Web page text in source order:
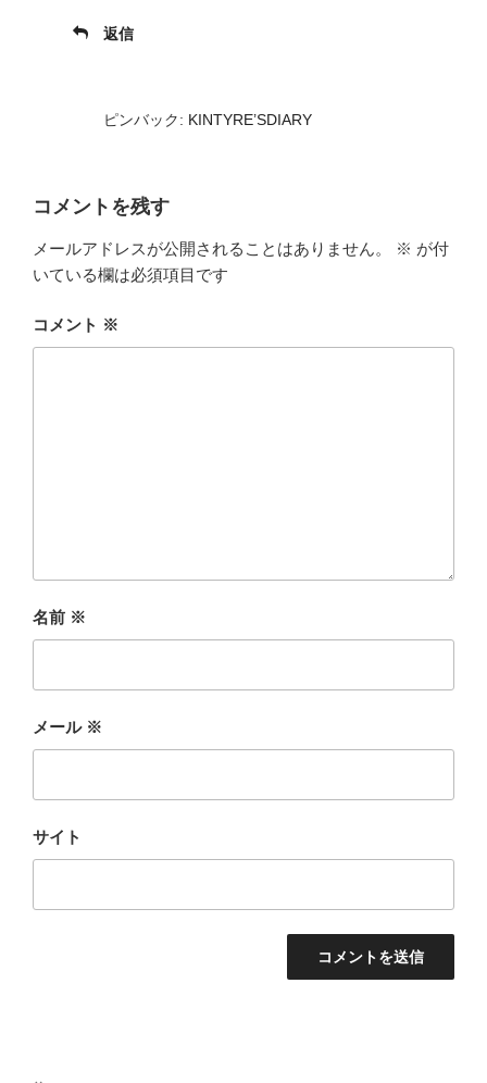
返信
ピンバック: KINTYRE’SDIARY
コメントを残す
メールアドレスが公開されることはありません。 ※ が付
いている欄は必須項目です
コメント ※
名前 ※
メール ※
サイト
投